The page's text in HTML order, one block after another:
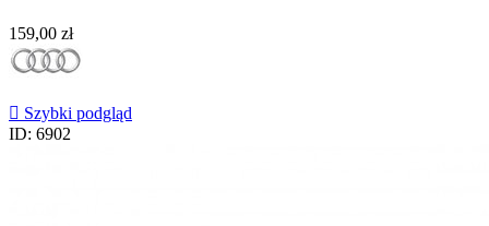
Cena
159,00 zł
 Szybki podgląd
ID: 6902